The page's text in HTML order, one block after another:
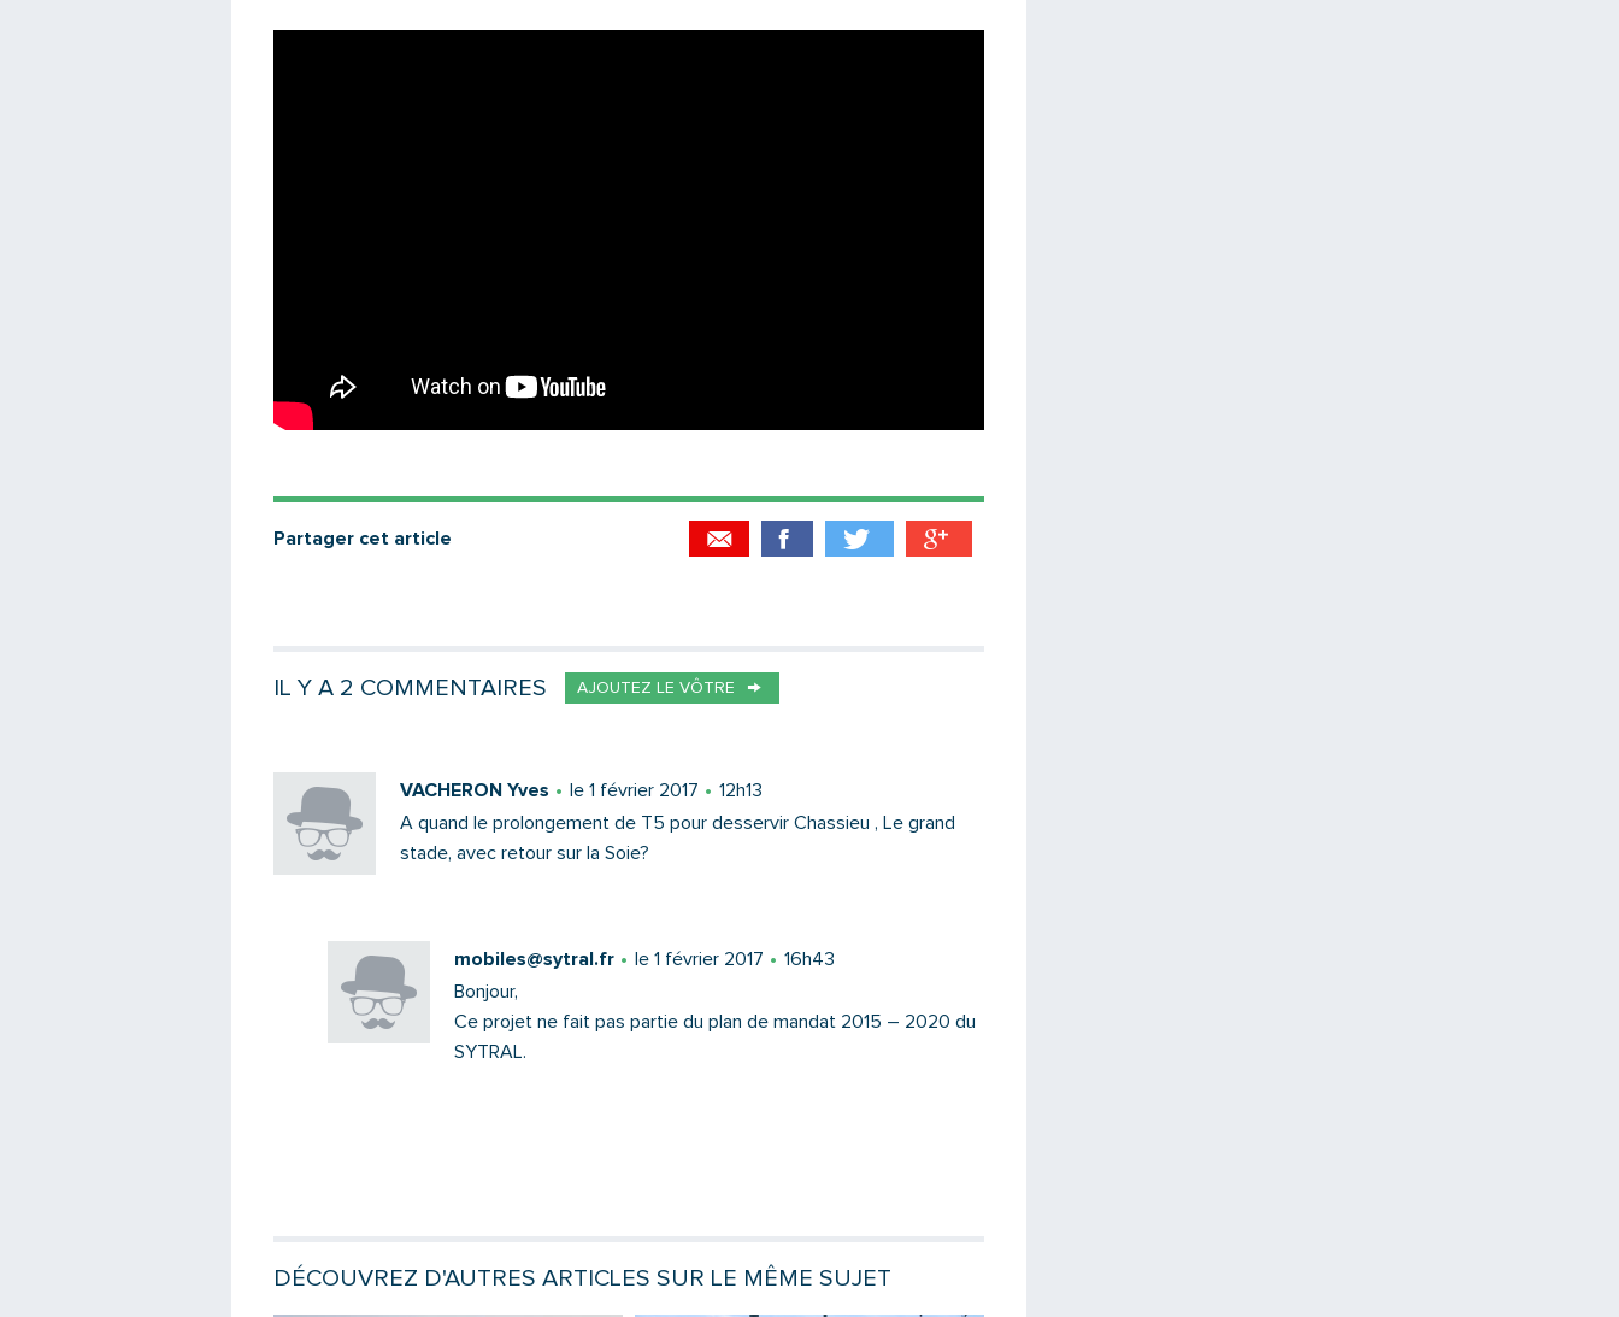
Partager cet article
Saisissez le code
IL Y A 2 COMMENTAIRES AJOUTEZ LE VÔTRE
VACHERON Yves le 1 février 2017
12h13
A quand le prolongement de T5 pour desservir Chassieu , Le grand
stade, avec retour sur la Soie?
mobiles@sytral.fr le 1 février 2017
16h43
Bonjour,
Ce projet ne fait pas partie du plan de mandat 2015 – 2020 du
SYTRAL.
DÉCOUVREZ D'AUTRES ARTICLES SUR LE MÊME SUJET